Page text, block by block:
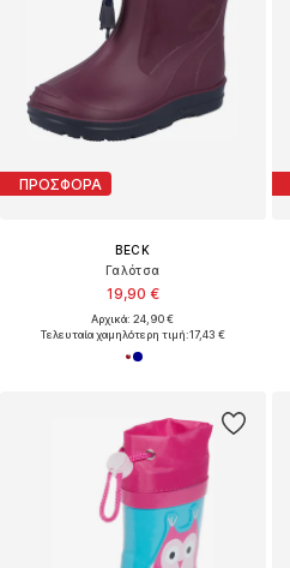
ΠΡΟΣΦΟΡΑ
BECK
Γαλότσα
19,90 €
Αρχικά: 24,90 €
Τελευταία χαμηλότερη τιμή:17,43 €